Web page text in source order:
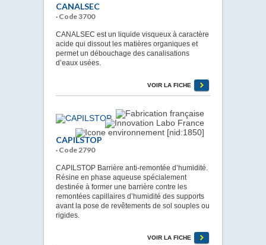
CANALSEC
· Code 3700
CANALSEC est un liquide visqueux à caractère
acide qui dissout les matières organiques et
permet un débouchage des canalisations
d’eaux usées.
VOIR LA FICHE
CAPILSTOP
· Code 2790
CAPILSTOP Barrière anti-remontée d’humidité.
Résine en phase aqueuse spécialement
destinée à former une barrière contre les
remontées capillaires d’humidité des supports
avant la pose de revêtements de sol souples ou
rigides.
VOIR LA FICHE